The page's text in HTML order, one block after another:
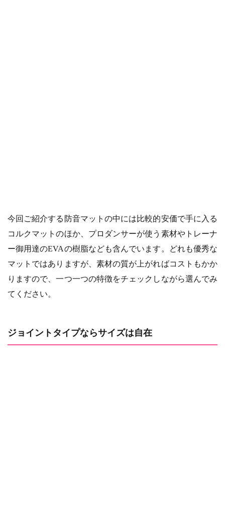
今回ご紹介する防音マットの中には比較的安価で手に入る
コルクマットのほか、プロダンサーが使う素材やトレーナ
ー御用達のEVAの樹脂なども含んでいます。どれも優秀な
マットではありますが、素材の質が上がればコストもかか
りますので、一つ一つの特徴をチェックしながら選んでみ
てください。
ジョイントタイプならサイズは自在